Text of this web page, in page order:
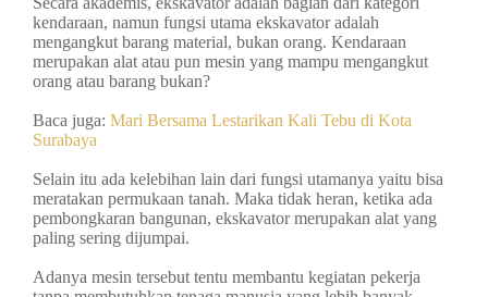
kendaraan, namun fungsi utama ekskavator adalah
mengangkut barang material, bukan orang. Kendaraan
merupakan alat atau pun mesin yang mampu mengangkut
orang atau barang bukan?
Baca juga: Mari Bersama Lestarikan Kali Tebu di Kota
Surabaya
Selain itu ada kelebihan lain dari fungsi utamanya yaitu bisa
meratakan permukaan tanah. Maka tidak heran, ketika ada
pembongkaran bangunan, ekskavator merupakan alat yang
paling sering dijumpai.
Adanya mesin tersebut tentu membantu kegiatan pekerja